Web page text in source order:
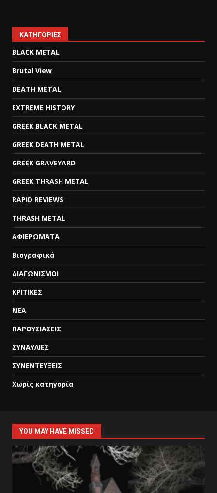
KΑΤΗΓΟΡΊΕΣ
BLACK METAL
Brutal View
DEATH METAL
EXTREME HISTORY
GREEK BLACK METAL
GREEK DEATH METAL
GREEK GRAVEYARD
GREEK THRASH METAL
RAPID REVIEWS
THRASH METAL
ΑΦΙΕΡΩΜΑΤΑ
Βιογραφικά
ΔΙΑΓΩΝΙΣΜΟΙ
ΚΡΙΤΙΚΕΣ
ΝΕΑ
ΠΑΡΟΥΣΙΑΣΕΙΣ
ΣΥΝΑΥΛΙΕΣ
ΣΥΝΕΝΤΕΥΞΕΙΣ
Χωρίς κατηγορία
YOU MAY HAVE MISSED